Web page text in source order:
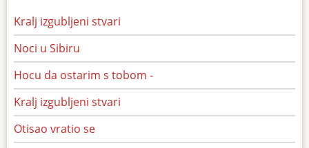
Kralj izgubljeni stvari
Noci u Sibiru
Hocu da ostarim s tobom -
Kralj izgubljeni stvari
Otisao vratio se